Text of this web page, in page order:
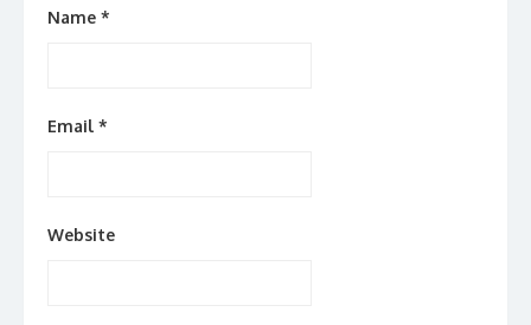
Name *
Email *
Website